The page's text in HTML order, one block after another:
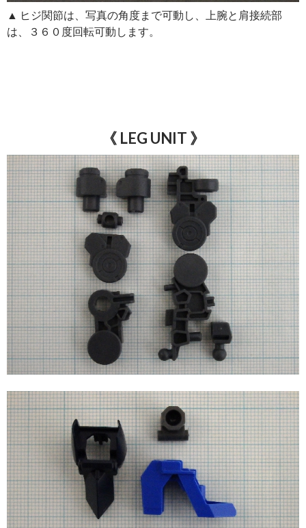
▲ ヒジ関節は、写真の角度まで可動し、上腕と肩接続部
は、３６０度回転可動します。
《 LEG UNIT 》